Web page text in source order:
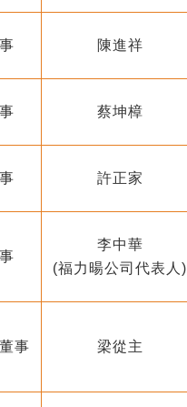
陳進祥
蔡坤樟
許正家
李中華
(福力暘公司代表人)
事 梁從主